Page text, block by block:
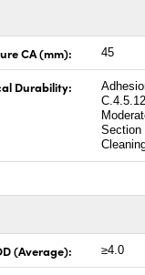
CA (mm): 45
Durability:
C.4.5.12
Section
(Average): ≥4.0